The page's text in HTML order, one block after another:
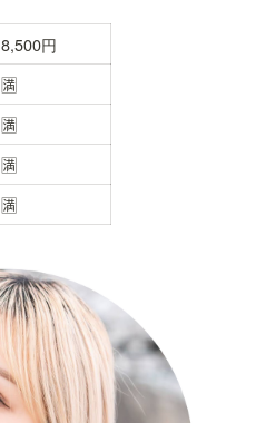
8,500円
🈵
🈵
🈵
🈵